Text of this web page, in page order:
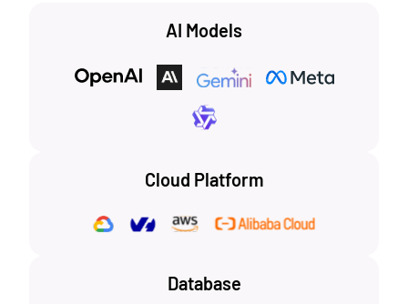
AI Models
Cloud Platform
Database